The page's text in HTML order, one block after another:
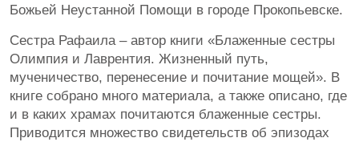
Божьей Неустанной Помощи в городе Прокопьевске.
Сестра Рафаила – автор книги «Блаженные сестры
Олимпия и Лаврентия. Жизненный путь,
мученичество, перенесение и почитание мощей». В
книге собрано много материала, а также описано, где
и в каких храмах почитаются блаженные сестры.
Приводится множество свидетельств об эпизодах